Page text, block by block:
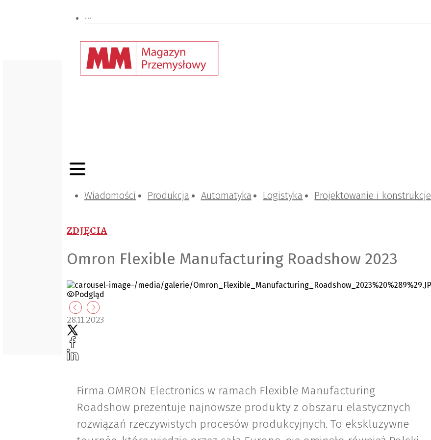
Wiadomości Produkcja Automatyka Logistyka Projektowanie i konstrukcje
ZDJĘCIA
Omron Flexible Manufacturing Roadshow 2023
Podgląd
28.11.2023
Firma OMRON Electronics w ramach Flexible Manufacturing
Roadshow prezentuje najnowsze produkty z obszaru elastycznych
rozwiązań rzeczywistych procesów produkcyjnych. To ekskluzywne